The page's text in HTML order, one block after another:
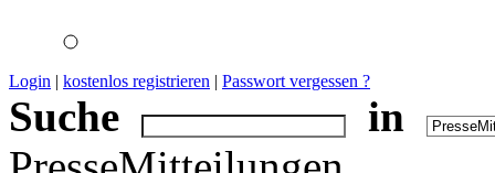
Login | kostenlos registrieren | Passwort vergessen ?
Suche
in